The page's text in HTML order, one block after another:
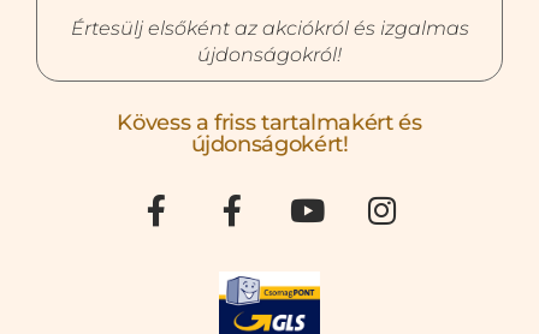
Értesülj elsőként az akciókról és izgalmas
újdonságokról!
Kövess a friss tartalmakért és
újdonságokért!